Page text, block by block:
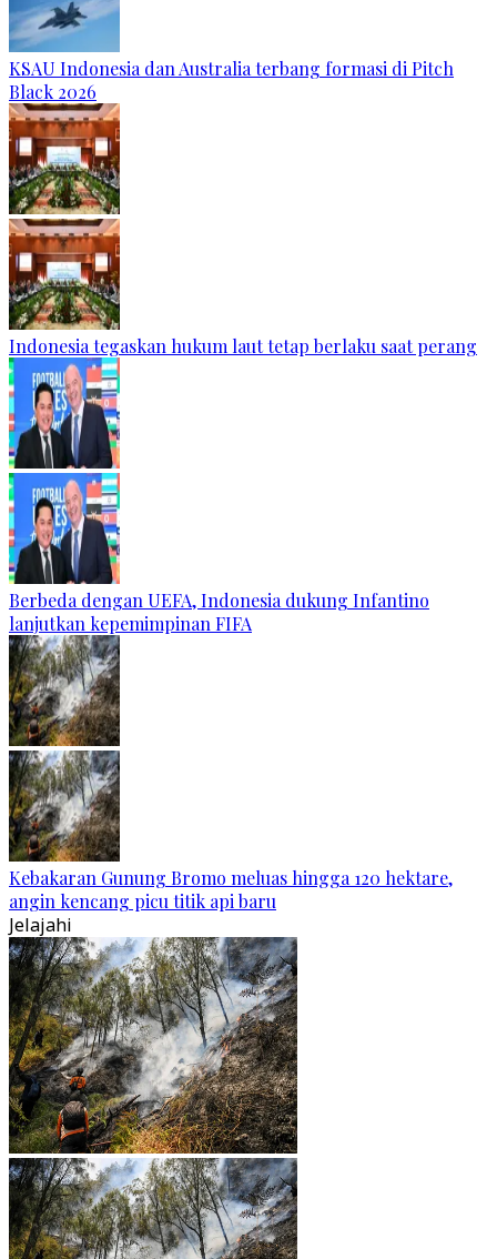
KSAU Indonesia dan Australia terbang formasi di Pitch
Black 2026
Indonesia tegaskan hukum laut tetap berlaku saat perang
Berbeda dengan UEFA, Indonesia dukung Infantino
lanjutkan kepemimpinan FIFA
Kebakaran Gunung Bromo meluas hingga 120 hektare,
angin kencang picu titik api baru
Jelajahi